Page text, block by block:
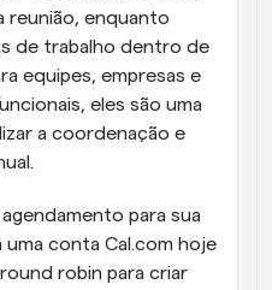
reunião, enquanto
de trabalho dentro de
equipes, empresas e
eles são uma
a coordenação e
para sua
uma conta Cal.com hoje
robin para criar